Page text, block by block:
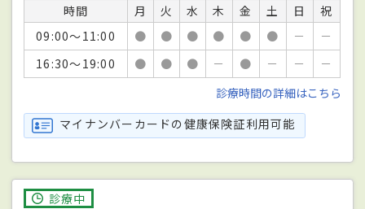
時間 月 火 水 木 金 土 日
祝
09:00～11:00
● ● ● ● ● ● －
－
16:30～19:00
● ● ● － ● － －
－
診療時間の詳細はこちら
マイナンバーカードの健康保険証利用可能
診療中